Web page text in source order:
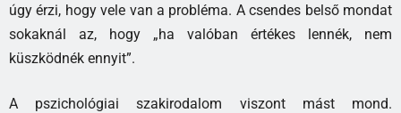
úgy érzi, hogy vele van a probléma. A csendes belső mondat
sokaknál az, hogy „ha valóban értékes lennék, nem
küszködnék ennyit”.
A pszichológiai szakirodalom viszont mást mond.